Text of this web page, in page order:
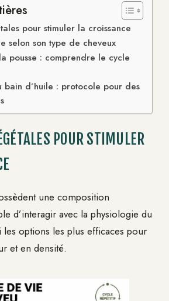
pour stimuler la croissance
selon son type de cheveux
pousse : comprendre le cycle
bain d’huile : protocole pour des
POUR STIMULER
une composition
d’interagir avec la physiologie du
options les plus efficaces pour
et en densité.